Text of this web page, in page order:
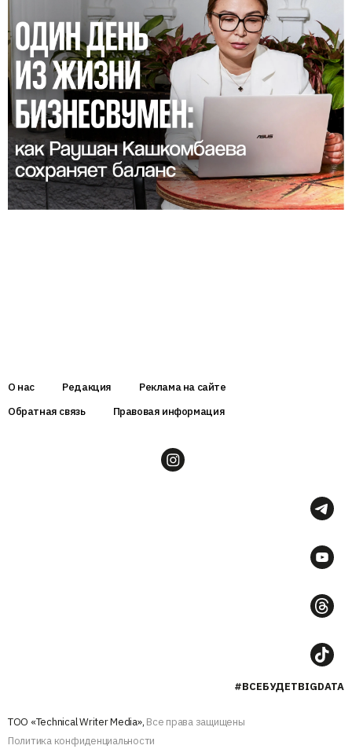
О нас Редакция
Реклама на сайте
Обратная связь
Правовая информация
#ВСЕБУДЕТBIGDATA
ТОО «Technical Writer Media», Все права защищены
Политика конфиденциальности